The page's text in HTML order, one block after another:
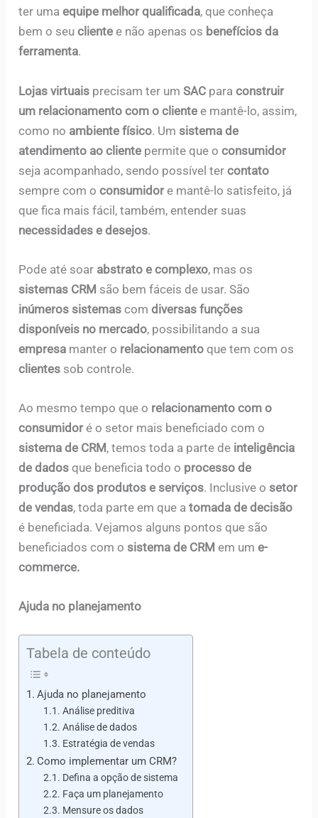
ter umaequipe melhor qualificada, que conheça
bem o seuclientee não apenas os benefícios da
ferramenta.
Lojas virtuais precisam ter umSAC para construir
um relacionamento com o cliente e mantê-lo, assim,
como no ambiente físico. Um sistema de
atendimento ao cliente permite que oconsumidor
seja acompanhado, sendo possível tercontato
sempre com oconsumidore mantê-lo satisfeito, já
que fica mais fácil, também, entender suas
necessidades e desejos.
Pode até soar abstrato e complexo, mas os
sistemas CRM são bem fáceis de usar. São
inúmeros sistemas com diversas funções
disponíveis no mercado, possibilitando a sua
empresa manter o relacionamentoque tem com os
clientes sob controle.
Ao mesmo tempo que o relacionamento com o
consumidoré o setor mais beneficiado com o
sistema de CRM, temos toda a parte de inteligência
de dadosque beneficia todo o processo de
produção dos produtos e serviços. Inclusive o setor
de vendas, toda parte em que atomada de decisão
é beneficiada. Vejamos alguns pontos que são
beneficiados com o sistema de CRM em ume-
commerce.
Ajuda no planejamento
Tabela de conteúdo
Ajuda no planejamento
Análise preditiva
Análise de dados
Estratégia de vendas
Como implementar um CRM?
Defina a opção de sistema
Faça um planejamento
Mensure os dados